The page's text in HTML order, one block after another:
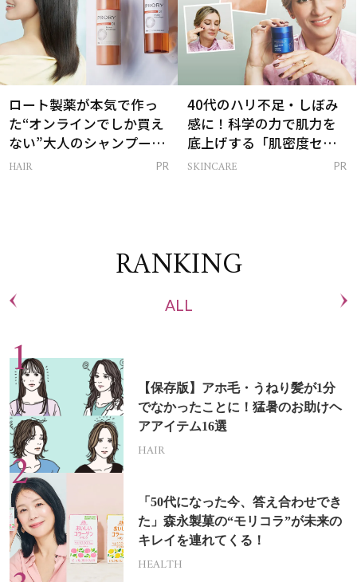
ロート製薬が本気で作っ
た“オンラインでしか買え
ない”大人のシャンプー＆
トリートメントって？
HAIR PR
40代のハリ不足・しぼみ
感に！科学の力で肌力を
底上げする「肌密度セラ
ム」
SKINCARE PR
RANKING
ALL
【保存版】アホ毛・うねり髪が1分
でなかったことに！猛暑のお助けヘ
アアイテム16選
HAIR
「50代になった今、答え合わせでき
た」森永製菓の“モリコラ”が未来の
キレイを連れてくる！
HEALTH